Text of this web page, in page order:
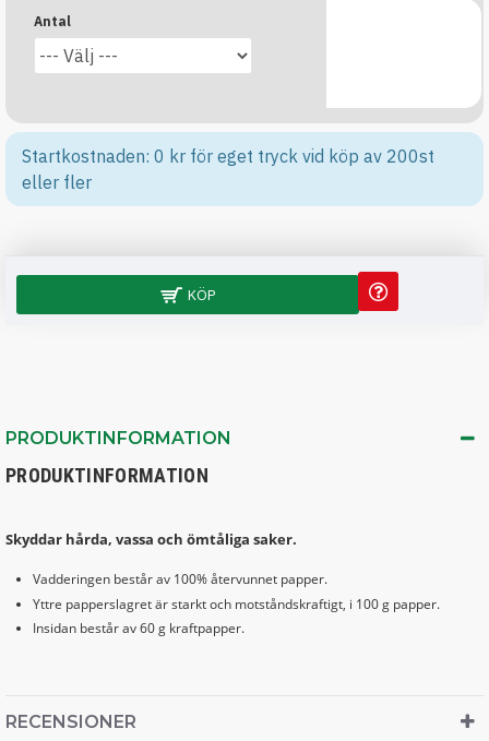
Antal
Startkostnaden: 0 kr för eget tryck vid köp av 200st
eller fler
KÖP
PRODUKTINFORMATION
PRODUKTINFORMATION
Skyddar hårda, vassa och ömtåliga saker.
Vadderingen består av 100% återvunnet papper.
Yttre papperslagret är starkt och motståndskraftigt, i 100 g papper.
Insidan består av 60 g kraftpapper.
RECENSIONER